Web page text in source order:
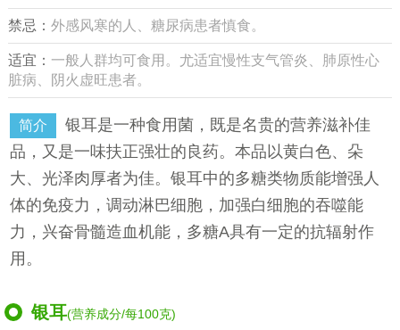
禁忌： 外感风寒的人、糖尿病患者慎食。
适宜： 一般人群均可食用。尤适宜慢性支气管炎、肺原性心
脏病、阴火虚旺患者。
简介
银耳是一种食用菌，既是名贵的营养滋补佳
品，又是一味扶正强壮的良药。本品以黄白色、朵
大、光泽肉厚者为佳。银耳中的多糖类物质能增强人
体的免疫力，调动淋巴细胞，加强白细胞的吞噬能
力，兴奋骨髓造血机能，多糖A具有一定的抗辐射作
用。
银耳(营养成分/每100克)